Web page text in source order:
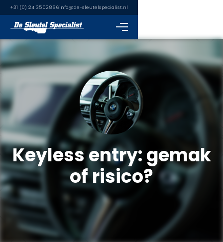
+31 (0) 24 3502866info@de-sleutelspecialist.nl
Keyless entry: gemak
of risico?